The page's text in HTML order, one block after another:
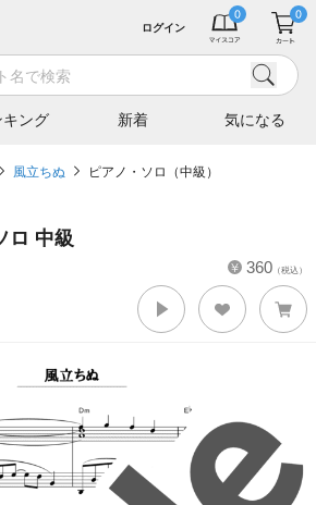
キング 新着 気になる
ログイン
風立ちぬ ピアノ・ソロ（中級）
ロ 中級
360 （税込）